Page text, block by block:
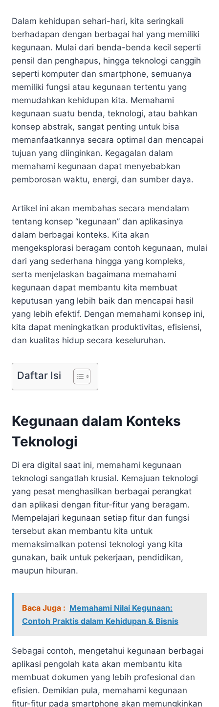
Dalam kehidupan sehari-hari, kita seringkali
berhadapan dengan berbagai hal yang memiliki
kegunaan. Mulai dari benda-benda kecil seperti
pensil dan penghapus, hingga teknologi canggih
seperti komputer dan smartphone, semuanya
memiliki fungsi atau kegunaan tertentu yang
memudahkan kehidupan kita. Memahami
kegunaan suatu benda, teknologi, atau bahkan
konsep abstrak, sangat penting untuk bisa
memanfaatkannya secara optimal dan mencapai
tujuan yang diinginkan. Kegagalan dalam
memahami kegunaan dapat menyebabkan
pemborosan waktu, energi, dan sumber daya.
Artikel ini akan membahas secara mendalam
tentang konsep “kegunaan” dan aplikasinya
dalam berbagai konteks. Kita akan
mengeksplorasi beragam contoh kegunaan, mulai
dari yang sederhana hingga yang kompleks,
serta menjelaskan bagaimana memahami
kegunaan dapat membantu kita membuat
keputusan yang lebih baik dan mencapai hasil
yang lebih efektif. Dengan memahami konsep ini,
kita dapat meningkatkan produktivitas, efisiensi,
dan kualitas hidup secara keseluruhan.
Daftar Isi
Kegunaan dalam Konteks
Teknologi
Di era digital saat ini, memahami kegunaan
teknologi sangatlah krusial. Kemajuan teknologi
yang pesat menghasilkan berbagai perangkat
dan aplikasi dengan fitur-fitur yang beragam.
Mempelajari kegunaan setiap fitur dan fungsi
tersebut akan membantu kita untuk
memaksimalkan potensi teknologi yang kita
gunakan, baik untuk pekerjaan, pendidikan,
maupun hiburan.
Baca Juga : Memahami Nilai Kegunaan:
Contoh Praktis dalam Kehidupan & Bisnis
Sebagai contoh, mengetahui kegunaan berbagai
aplikasi pengolah kata akan membantu kita
membuat dokumen yang lebih profesional dan
efisien. Demikian pula, memahami kegunaan
fitur-fitur pada smartphone akan memungkinkan